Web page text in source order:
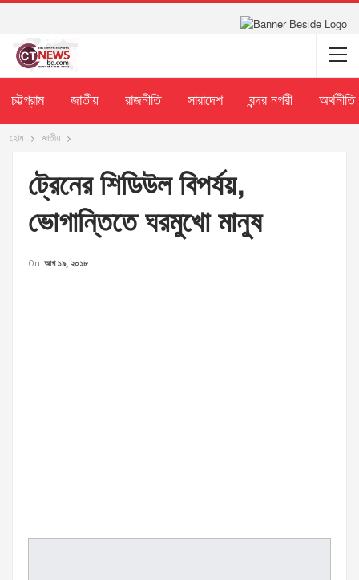
চট্টগ্রাম জাতীয় রাজনীতি সারাদেশ বন্দর নগরী অর্থনীতি
হোম জাতীয়
ট্রেনের শিডিউল বিপর্যয়,
ভোগান্তিতে ঘরমুখো মানুষ
On আগ ১৯, ২০১৮